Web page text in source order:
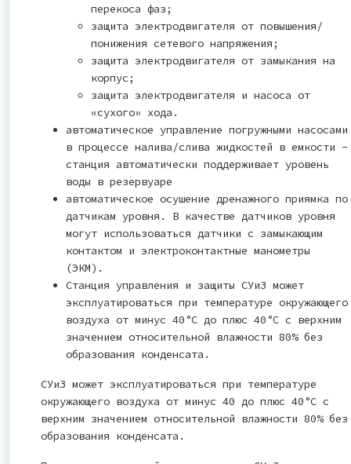
перекоса фаз;
защита электродвигателя от повышения/
понижения сетевого напряжения;
защита электродвигателя от замыкания на
корпус;
защита электродвигателя и насоса от
«сухого» хода.
автоматическое управление погружными насосами
в процессе налива/слива жидкостей в емкости -
станция автоматически поддерживает уровень
воды в резервуаре
автоматическое осушение дренажного приямка по
датчикам уровня. В качестве датчиков уровня
могут использоваться датчики с замыкающим
контактом и электроконтактные манометры
(ЭКМ).
Станция управления и защиты СУиЗ может
эксплуатироваться при температуре окружающего
воздуха от минус 40°С до плюс 40°С с верхним
значением относительной влажности 80% без
образования конденсата.
СУиЗ может эксплуатироваться при температуре
окружающего воздуха от минус 40 до плюс 40°С с
верхним значением относительной влажности 80% без
образования конденсата.